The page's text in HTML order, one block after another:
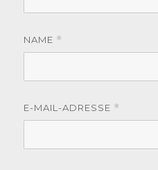
NAME *
E-MAIL-ADRESSE *